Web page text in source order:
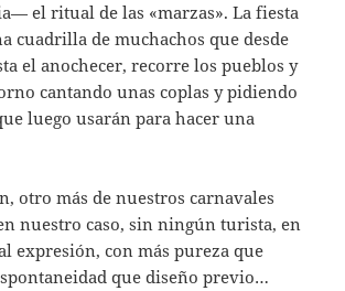
el ritual de las «marzas». La fiesta
cuadrilla de muchachos que desde
el anochecer, recorre los pueblos y
cantando unas coplas y pidiendo
luego usarán para hacer una
otro más de nuestros carnavales
nuestro caso, sin ningún turista, en
expresión, con más pureza que
que diseño previo…